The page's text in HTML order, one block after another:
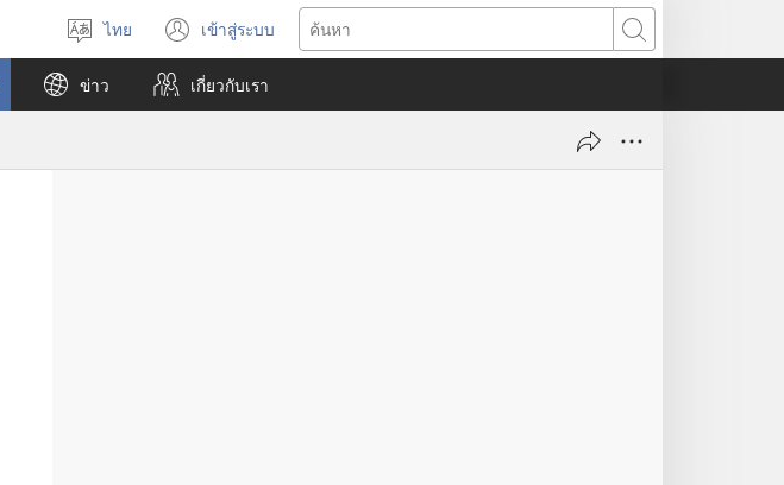
เลือก
ภาษา
ไทย เข้าสู่ระบบ
(เปิด
หน้าต่าง
ใหม่)
ค้นหา
ข่าว เกี่ยว​กับ​เรา